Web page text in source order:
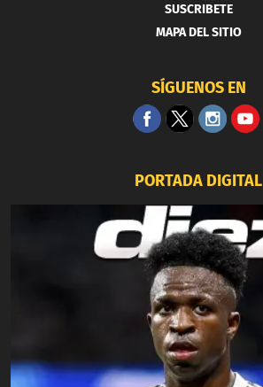
SUSCRIBETE
MAPA DEL SITIO
SÍGUENOS EN
PORTADA DIGITAL